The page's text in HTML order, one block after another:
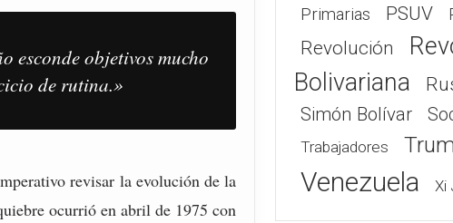
esconde objetivos mucho
de rutina.»
revisar la evolución de la
ocurrió en abril de 1975 con
Primarias PSUV
Revolución
Bolivariana
Simón Bolívar
Trabajadores
Venezuela Xi